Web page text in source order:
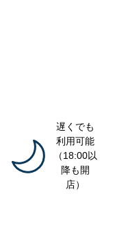
遅くでも
利用可能
（18:00以
降も開
店）